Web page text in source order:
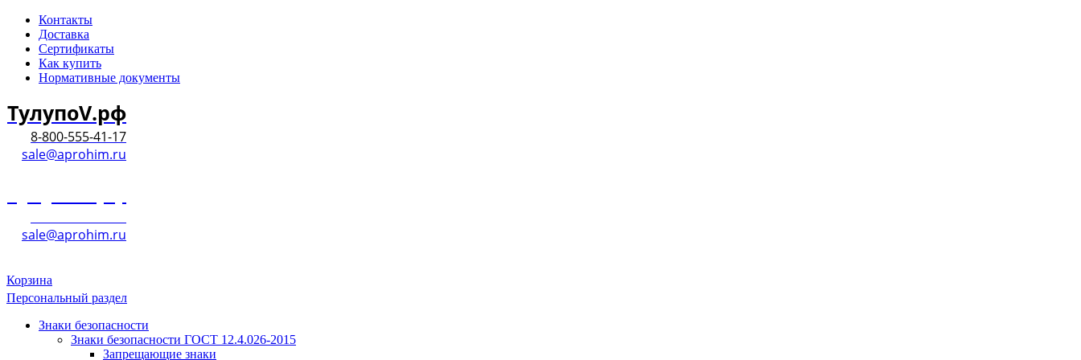
Контакты
Доставка
Сертификаты
Как купить
Нормативные документы
ТулупоV.рф
8-800-555-41-17
sale@aprohim.ru
sale@aprohim.ru
Корзина
Персональный раздел
Знаки безопасности
Знаки безопасности ГОСТ 12.4.026-2015
Запрещающие знаки